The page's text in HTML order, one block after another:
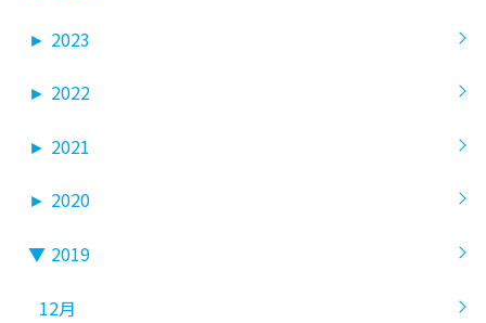
► 2023
► 2022
► 2021
► 2020
▼ 2019
12月